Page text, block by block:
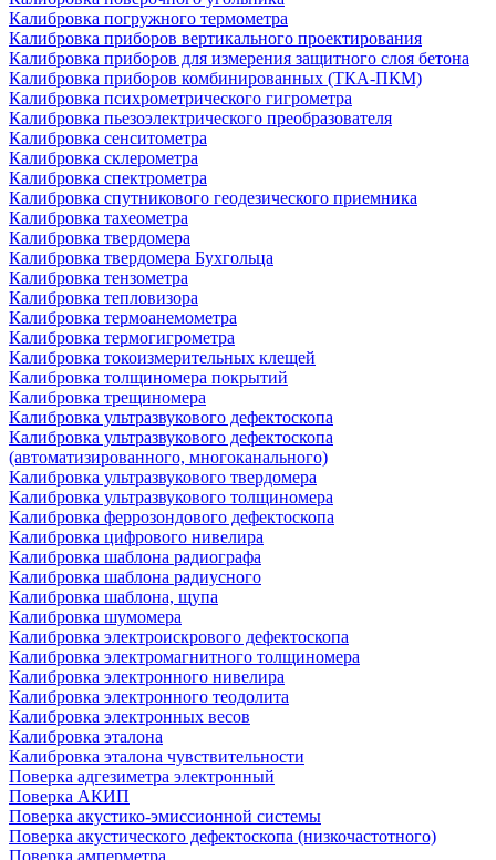
Калибровка погружного термометра
Калибровка приборов вертикального проектирования
Калибровка приборов для измерения защитного слоя бетона
Калибровка приборов комбинированных (ТКА-ПКМ)
Калибровка психрометрического гигрометра
Калибровка пьезоэлектрического преобразователя
Калибровка сенситометра
Калибровка склерометра
Калибровка спектрометра
Калибровка спутникового геодезического приемника
Калибровка тахеометра
Калибровка твердомера
Калибровка твердомера Бухгольца
Калибровка тензометра
Калибровка тепловизора
Калибровка термоанемометра
Калибровка термогигрометра
Калибровка токоизмерительных клещей
Калибровка толщиномера покрытий
Калибровка трещиномера
Калибровка ультразвукового дефектоскопа
Калибровка ультразвукового дефектоскопа
(автоматизированного, многоканального)
Калибровка ультразвукового твердомера
Калибровка ультразвукового толщиномера
Калибровка феррозондового дефектоскопа
Калибровка цифрового нивелира
Калибровка шаблона радиографа
Калибровка шаблона радиусного
Калибровка шаблона, щупа
Калибровка шумомера
Калибровка электроискрового дефектоскопа
Калибровка электромагнитного толщиномера
Калибровка электронного нивелира
Калибровка электронного теодолита
Калибровка электронных весов
Калибровка эталона
Калибровка эталона чувствительности
Поверка адгезиметра электронный
Поверка АКИП
Поверка акустико-эмиссионной системы
Поверка акустического дефектоскопа (низкочастотного)
Поверка амперметра